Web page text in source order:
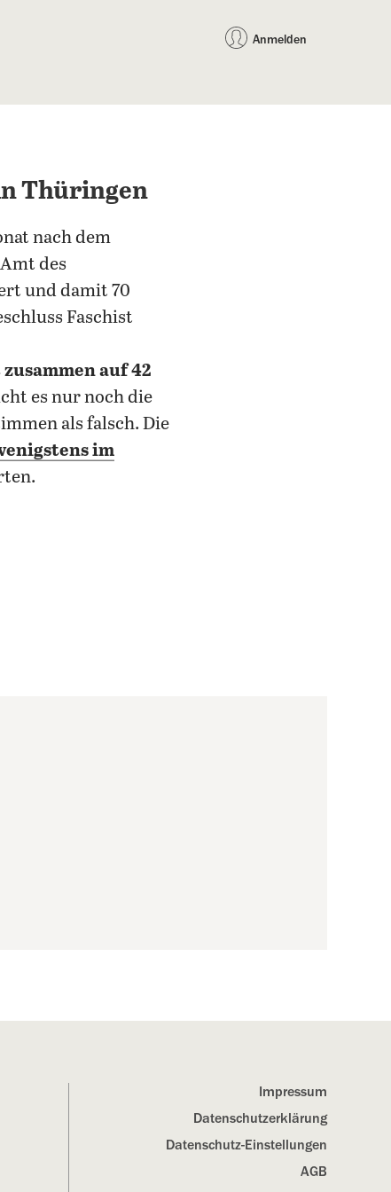
Anmelden
Thüringen
nach dem
des
und damit 70
Faschist
auf 42
es nur noch die
als falsch. Die
im
Impressum
Datenschutz­erklärung
Datenschutz-Einstellungen
AGB